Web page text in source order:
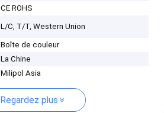
CE ROHS
L/C, T/T, Western Union
Boîte de couleur
La Chine
Milipol Asia
Regardez plus